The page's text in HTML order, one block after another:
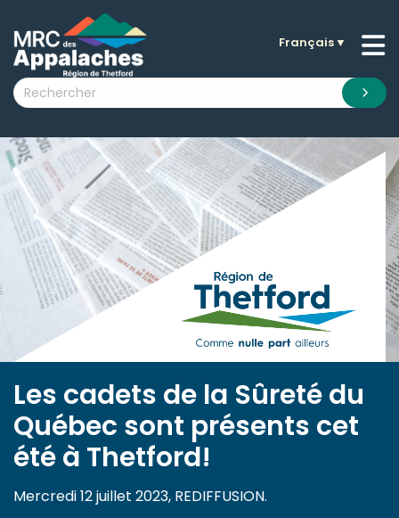
submenu (La MRC )
submenu (Citoyens )
submenu (Visiteurs )
submenu (Nouvelles )
submenu (Documentation )
Français▼
Les cadets de la Sûreté du
Québec sont présents cet
été à Thetford!
Mercredi 12 juillet 2023, REDIFFUSION.